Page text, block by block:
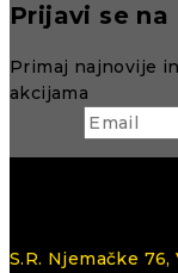
Prijavi se
Primaj najnovije
akcijama
S.R. Njemačke